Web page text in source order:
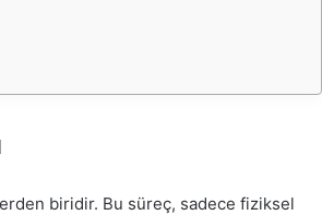
biridir. Bu süreç, sadece fiziksel